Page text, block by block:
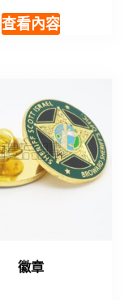
查看內容
徽章